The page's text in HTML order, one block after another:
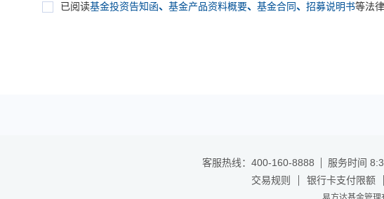
已阅读基金投资告知函、 基金产品资料概要、 基金合同、 招募说明书等法
客服热线：400-160-8888 服务时间
交易规则
银行卡支付限额